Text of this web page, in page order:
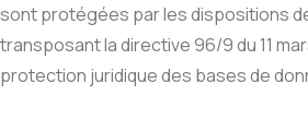
sont protégées par les dispositions de
transposant la directive 96/9 du 11
protection juridique des bases de